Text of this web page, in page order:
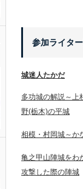
参加ライタ
城迷人たかだ
多功城の解説～上
野(栃木)の平城
相模・村岡城～か
亀之甲山陣城をわ
攻撃した際の陣城